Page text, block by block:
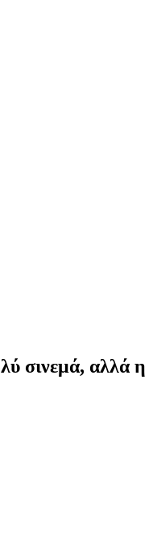
σινεμά, αλλά η